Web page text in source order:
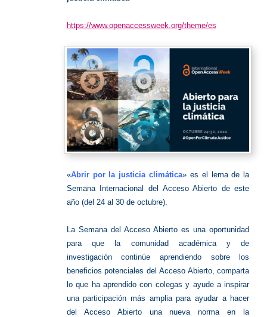
https://www.openaccessweek.org/theme/es
«Abrir por la justicia climática» es el lema de la
Semana Internacional del Acceso Abierto de este
año (del 24 al 30 de octubre).
La Semana del Acceso Abierto es una oportunidad
para que la comunidad académica y de
investigación continúe aprendiendo sobre los
beneficios potenciales del Acceso Abierto, comparta
lo que ha aprendido con colegas y ayude a inspirar
una participación más amplia para ayudar a hacer
del Acceso Abierto una nueva norma en la